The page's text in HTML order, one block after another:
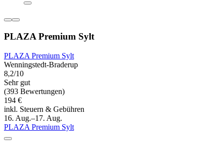
PLAZA Premium Sylt
PLAZA Premium Sylt
Wenningstedt-Braderup
8,2/10
Sehr gut
(393 Bewertungen)
194 €
inkl. Steuern & Gebühren
16. Aug.–17. Aug.
PLAZA Premium Sylt